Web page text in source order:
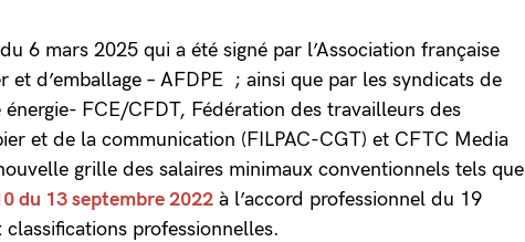
du 6 mars 2025 qui a été signé par l’Association française
et d’emballage – AFDPE ; ainsi que par les syndicats de
FCE/CFDT, Fédération des travailleurs des
et de la communication (FILPAC-CGT) et CFTC Media
grille des salaires minimaux conventionnels tels que
du 13 septembre 2022 à l’accord professionnel du 19
professionnelles.